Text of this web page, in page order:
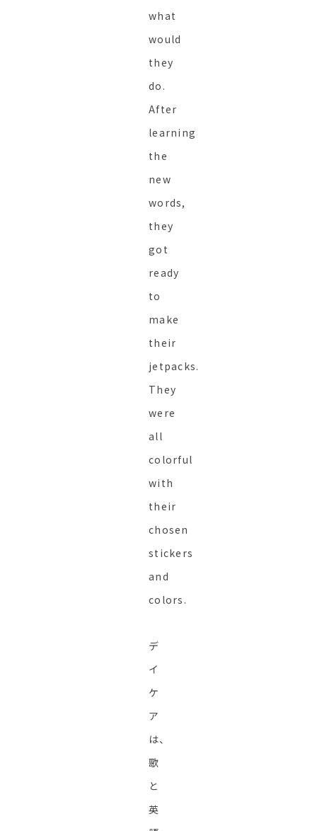
what
would
they
do.
After
learning
the
new
words,
they
got
ready
to
make
their
jetpacks.
They
were
all
colorful
with
their
chosen
stickers
and
colors.
デ
イ
ケ
ア
は、
歌
と
英